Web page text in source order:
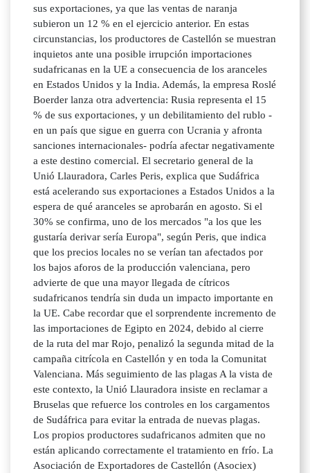
sus exportaciones, ya que las ventas de naranja
subieron un 12 % en el ejercicio anterior. En estas
circunstancias, los productores de Castellón se muestran
inquietos ante una posible irrupción importaciones
sudafricanas en la UE a consecuencia de los aranceles
en Estados Unidos y la India. Además, la empresa Roslé
Boerder lanza otra advertencia: Rusia representa el 15
% de sus exportaciones, y un debilitamiento del rublo -
en un país que sigue en guerra con Ucrania y afronta
sanciones internacionales- podría afectar negativamente
a este destino comercial. El secretario general de la
Unió Llauradora, Carles Peris, explica que Sudáfrica
está acelerando sus exportaciones a Estados Unidos a la
espera de qué aranceles se aprobarán en agosto. Si el
30% se confirma, uno de los mercados "a los que les
gustaría derivar sería Europa", según Peris, que indica
que los precios locales no se verían tan afectados por
los bajos aforos de la producción valenciana, pero
advierte de que una mayor llegada de cítricos
sudafricanos tendría sin duda un impacto importante en
la UE. Cabe recordar que el sorprendente incremento de
las importaciones de Egipto en 2024, debido al cierre
de la ruta del mar Rojo, penalizó la segunda mitad de la
campaña citrícola en Castellón y en toda la Comunitat
Valenciana. Más seguimiento de las plagas A la vista de
este contexto, la Unió Llauradora insiste en reclamar a
Bruselas que refuerce los controles en los cargamentos
de Sudáfrica para evitar la entrada de nuevas plagas.
Los propios productores sudafricanos admiten que no
están aplicando correctamente el tratamiento en frío. La
Asociación de Exportadores de Castellón (Asociex)